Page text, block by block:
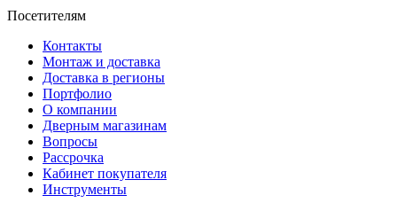
Посетителям
Контакты
Монтаж и доставка
Доставка в регионы
Портфолио
О компании
Дверным магазинам
Вопросы
Рассрочка
Кабинет покупателя
Инструменты